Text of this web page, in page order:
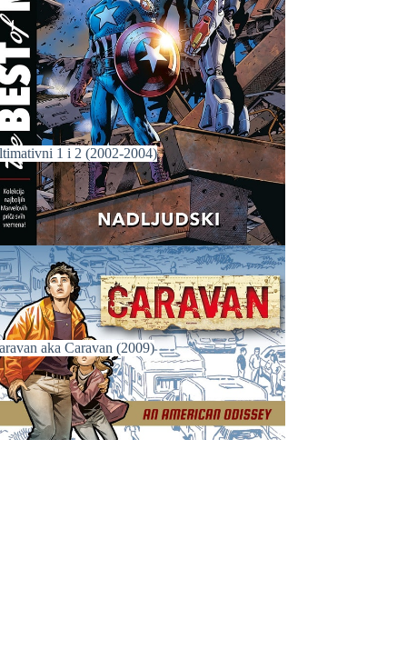
1 i 2 (2002-2004)
aka Caravan (2009)